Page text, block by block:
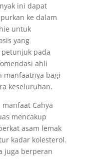
ini dapat
ke dalam
untuk
yang
pada
ahli
manfaatnya bagi
keseluruhan.
Cahya
mencakup
asam lemak
kadar kolesterol.
juga berperan